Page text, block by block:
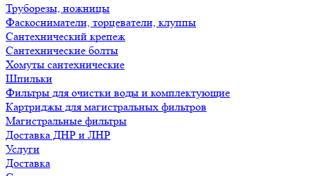
Труборезы, ножницы
Фаскосниматели, торцеватели, клуппы
Сантехнический крепеж
Сантехнические болты
Хомуты сантехнические
Шпильки
Фильтры для очистки воды и комплектующие
Картриджы для магистральных фильтров
Магистральные фильтры
Доставка ДНР и ЛНР
Услуги
Доставка